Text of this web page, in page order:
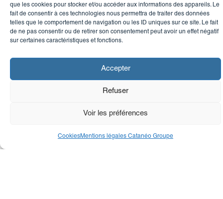
que les cookies pour stocker et/ou accéder aux informations des appareils. Le
fait de consentir à ces technologies nous permettra de traiter des données
telles que le comportement de navigation ou les ID uniques sur ce site. Le fait
de ne pas consentir ou de retirer son consentement peut avoir un effet négatif
sur certaines caractéristiques et fonctions.
Accepter
Refuser
Voir les préférences
CookiesMentions légales Catanéo Groupe